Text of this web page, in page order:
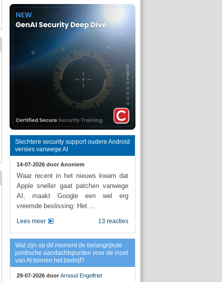
Slechtere security support oudere Android
versies vanwege AI
14-07-2026 door Anoniem
Waar recent in het nieuws kwam dat
Apple sneller gaat patchen vanwege
AI, maakt Google een wel erg
vreemde beslissing: Het ...
13 reacties
Lees meer
Wat zijn op dit moment de belangrijkste
juridische aandachtspunten voor de inzet
van AI binnen het bedrijf?
29-07-2026 door Arnoud Engelfriet